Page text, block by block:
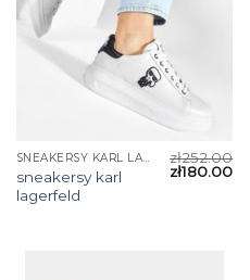
SNEAKERSY KARL LAGERFELD
sneakersy karl
lagerfeld
zł252.00
zł180.00